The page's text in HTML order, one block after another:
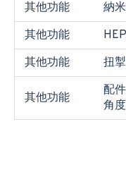
其他功能
納
其他功能
其他功能
扭
其他功能
配
角